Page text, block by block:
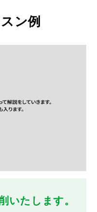
ン例
いたします。